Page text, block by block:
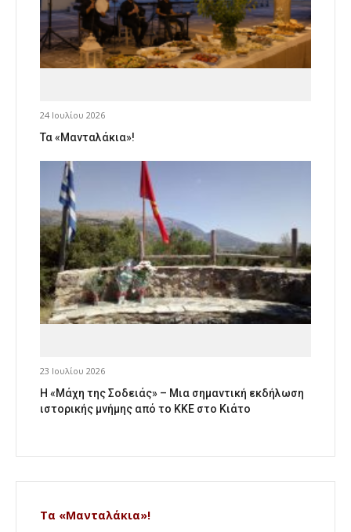
24 Ιουλίου 2026
Τα «Μανταλάκια»!
23 Ιουλίου 2026
Η «Μάχη της Σοδειάς» – Μια σημαντική εκδήλωση
ιστορικής μνήμης από το ΚΚΕ στο Κιάτο
Τα «Μανταλάκια»!